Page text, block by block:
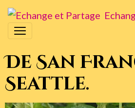
De San
Seattle.